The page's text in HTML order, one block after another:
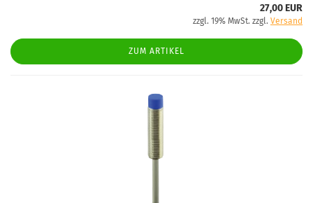
27,00 EUR
zzgl. 19% MwSt. zzgl. Versand
ZUM ARTIKEL